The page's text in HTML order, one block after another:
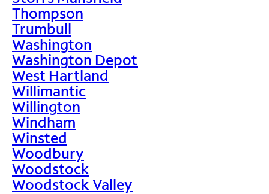
Thompson
Trumbull
Washington
Washington Depot
West Hartland
Willimantic
Willington
Windham
Winsted
Woodbury
Woodstock
Woodstock Valley